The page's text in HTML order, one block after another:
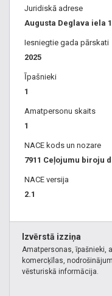
Juridiskā adrese
Augusta Deglava iela
Iesniegtie gada pārskati
2025
Īpašnieki
1
Amatpersonu skaits
1
NACE kods un nozare
7911 Ceļojumu biroju
NACE versija
2.1
Izvērstā izziņa
Amatpersonas, īpašnieki,
komercķīlas,
vēsturiskā informācija.